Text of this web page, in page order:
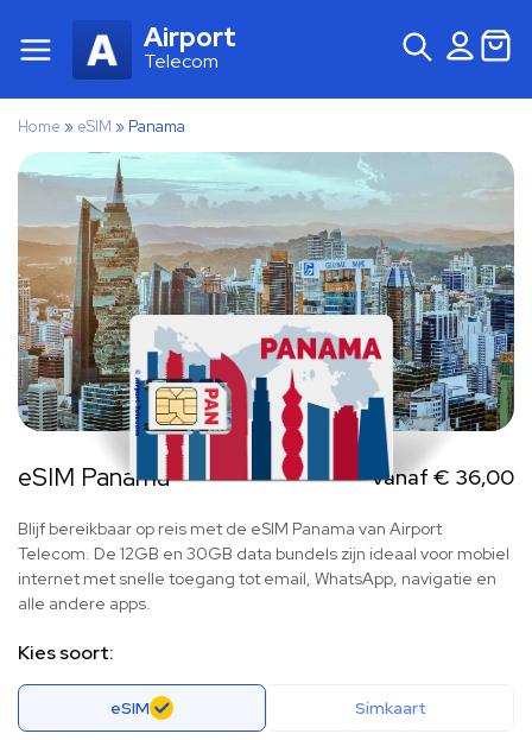
Airport
Telecom
Home » eSIM » Panama
eSIM Panama Vanaf € 36,00
Blijf bereikbaar op reis met de eSIM Panama van Airport
Telecom. De 12GB en 30GB data bundels zijn ideaal voor mobiel
internet met snelle toegang tot email, WhatsApp, navigatie en
alle andere apps.
Kies soort:
eSIM Simkaart